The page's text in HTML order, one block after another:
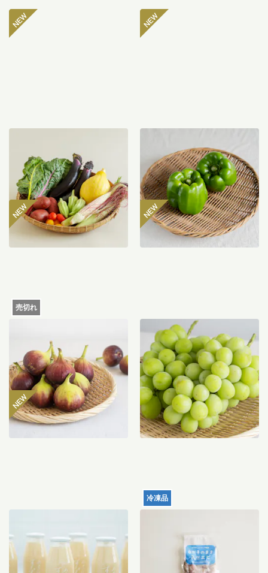
2,980円
マン 300g
485円〜
売切れ
ームのいちじく 12個入り
（特栽相当）
送料込
【産地直送】やまなし笛吹
のシャインマスカット
1.2kg（特栽相当）
送料込 6,580円
甘酒すぱっしゅ
送料込 3,560
冷凍品
クス）120g